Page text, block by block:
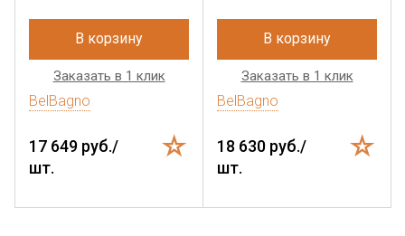
В корзину
Заказать в 1 клик
BelBagno
17 649 руб./
шт.
В корзину
Заказать в 1 клик
BelBagno
18 630 руб./
шт.